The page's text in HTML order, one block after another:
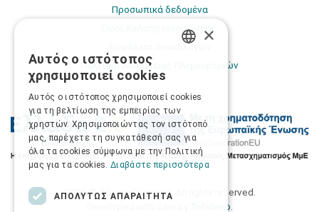
Προσωπικά δεδομένα
Όροι Χρήσης Ιστοσελίδας
Ασφάλεια συναλλαγών
Πολιτική Ασφάλειας Πληροφοριών
2026 © Δίγκας Γ. Ιατρικά. All rights reserved.
Totalweb
×
Αυτός ο ιστότοπος
χρησιμοποιεί cookies
Αυτός ο ιστότοπος χρησιμοποιεί cookies
για τη βελτίωση της εμπειρίας των
χρηστών. Χρησιμοποιώντας τον ιστότοπό
μας, παρέχετε τη συγκατάθεσή σας για
όλα τα cookies σύμφωνα με την Πολιτική
μας για τα cookies. Διαβάστε περισσότερα
ΑΠΟΛΎΤΩΣ ΑΠΑΡΑΊΤΗΤΑ